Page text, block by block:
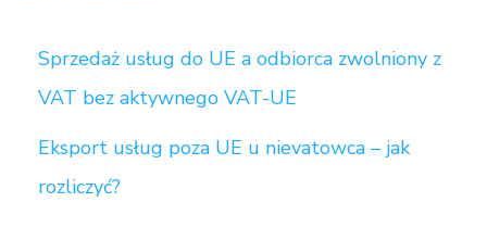
Sprzedaż usług do UE a odbiorca zwolniony z
VAT bez aktywnego VAT-UE
Eksport usług poza UE u nievatowca – jak
rozliczyć?